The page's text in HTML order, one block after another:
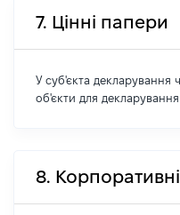
7. Цінні папери
У суб'єкта декларування
об'єкти для декларування
8.